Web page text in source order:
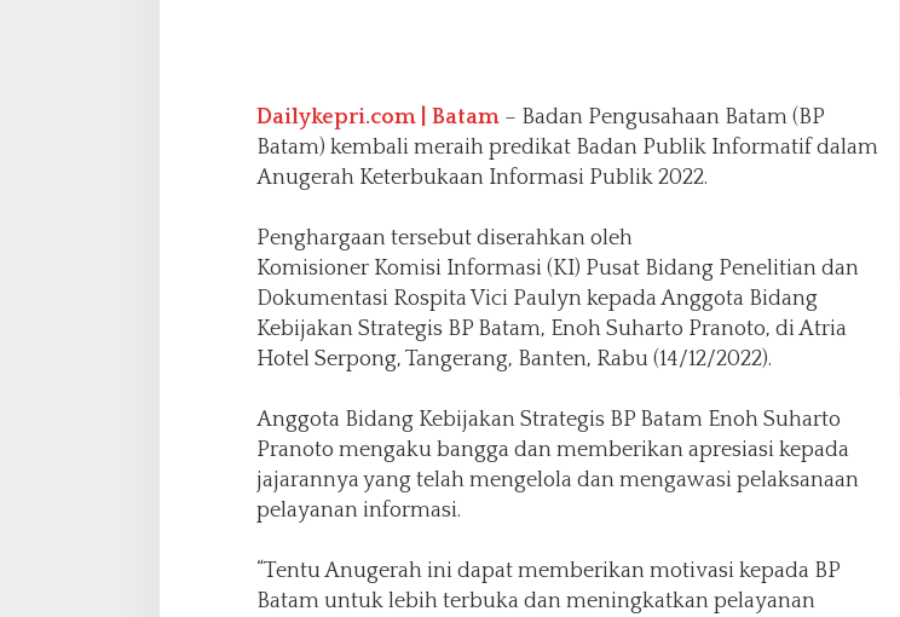
a
d
u
b
k
I
f
r
m
a
f
T
Dailykepri.com | Batam – Badan Pengusahaan Batam (BP
Batam) kembali meraih predikat Badan Publik Informatif dalam
Anugerah Keterbukaan Informasi Publik 2022.
Penghargaan tersebut diserahkan oleh
Komisioner Komisi Informasi (KI) Pusat Bidang Penelitian dan
Dokumentasi Rospita Vici Paulyn kepada Anggota Bidang
Kebijakan Strategis BP Batam, Enoh Suharto Pranoto, di Atria
Hotel Serpong, Tangerang, Banten, Rabu (14/12/2022).
Anggota Bidang Kebijakan Strategis BP Batam Enoh Suharto
Pranoto mengaku bangga dan memberikan apresiasi kepada
jajarannya yang telah mengelola dan mengawasi pelaksanaan
pelayanan informasi.
“Tentu Anugerah ini dapat memberikan motivasi kepada BP
Batam untuk lebih terbuka dan meningkatkan pelayanan